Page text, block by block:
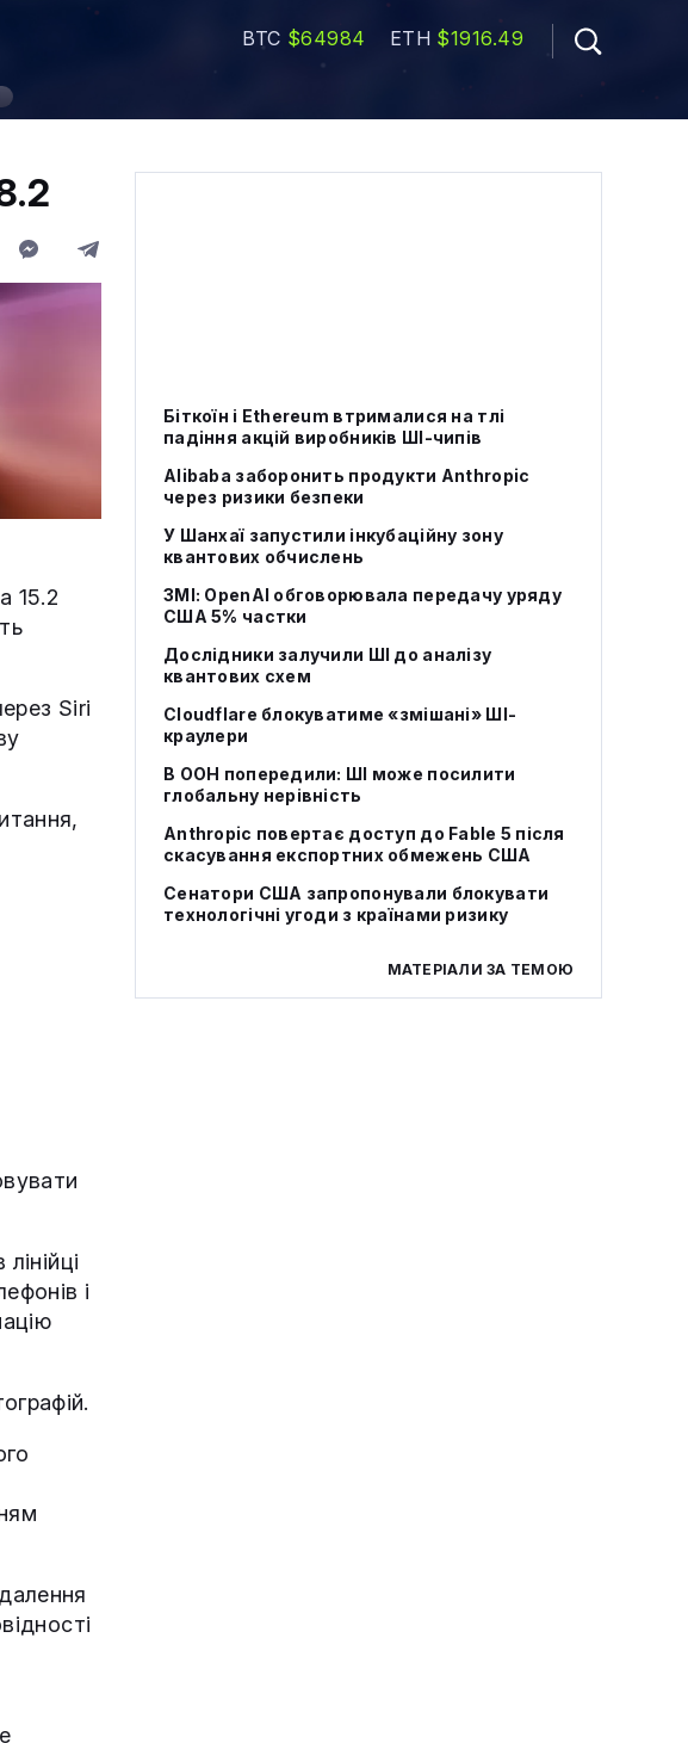
BTC $64984 ETH $1916.49
Біткоїн і Ethereum втрималися на тлі
падіння акцій виробників ШІ-чипів
Alibaba заборонить продукти Anthropic
через ризики безпеки
У Шанхаї запустили інкубаційну зону
квантових обчислень
ЗМІ: OpenAI обговорювала передачу уряду
США 5% частки
Дослідники залучили ШІ до аналізу
квантових схем
Cloudflare блокуватиме «змішані» ШІ-
краулери
В ООН попередили: ШІ може посилити
глобальну нерівність
Anthropic повертає доступ до Fable 5 після
скасування експортних обмежень США
Сенатори США запропонували блокувати
технологічні угоди з країнами ризику
МАТЕРІАЛИ ЗА ТЕМОЮ
15.2
Siri
і